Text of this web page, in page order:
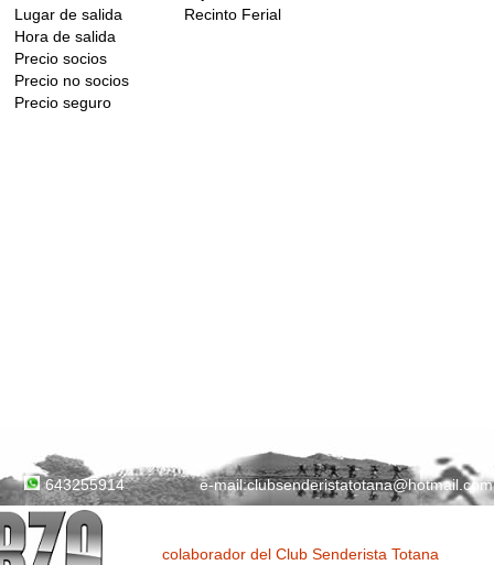
Lugar de salida
Recinto Ferial
Hora de salida
Precio socios
Precio no socios
Precio seguro
643255914 e-mail:clubsenderistatotana@hotmail.com
colaborador del Club Senderista Totana